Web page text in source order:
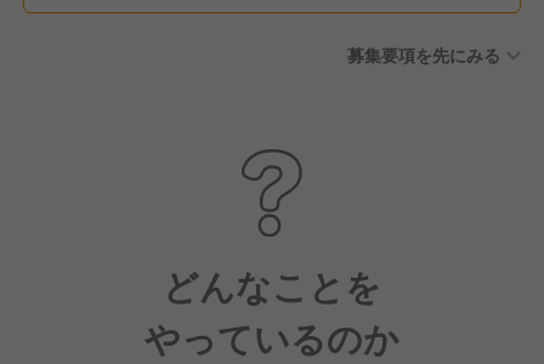
募集要項を先にみる
どんなことを
やっているのか